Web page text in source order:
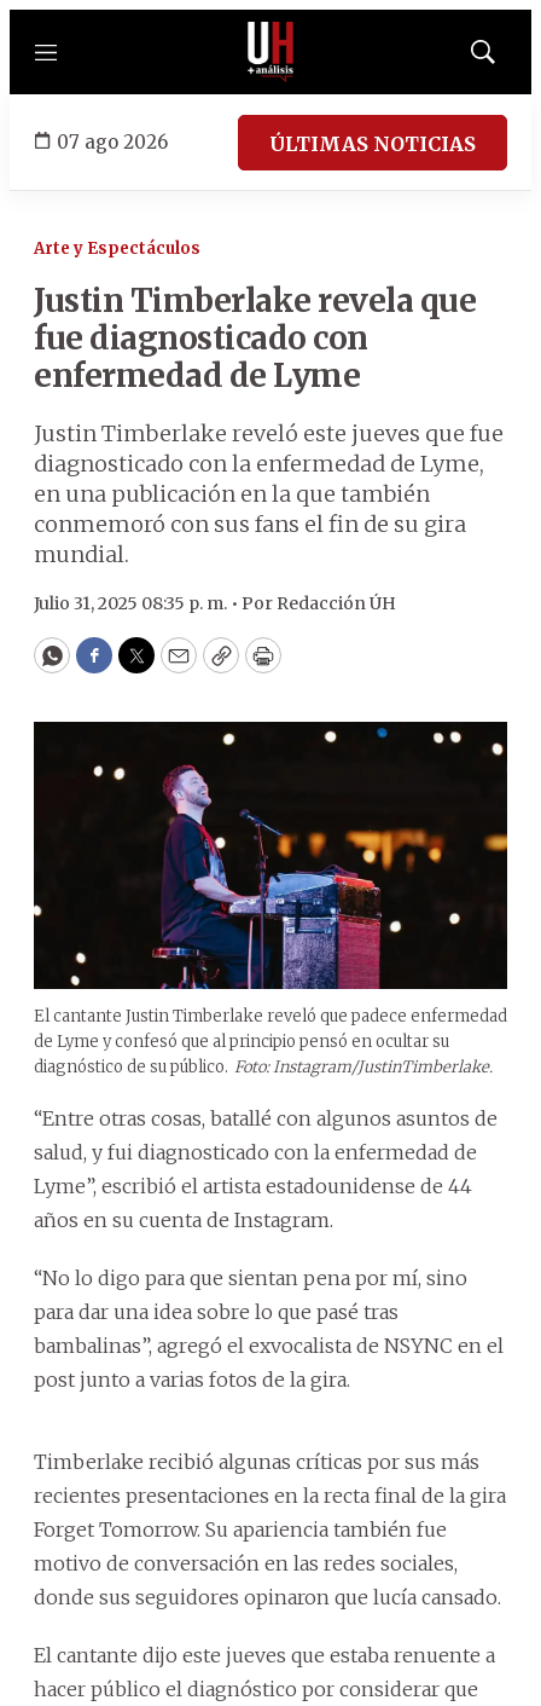
Menú
Mostrar
07 ago 2026 ÚLTIMAS NOTICIAS
Arte y Espectáculos
Justin Timberlake revela que
fue diagnosticado con
enfermedad de Lyme
Justin Timberlake reveló este jueves que fue
diagnosticado con la enfermedad de Lyme,
en una publicación en la que también
conmemoró con sus fans el fin de su gira
mundial.
Julio 31, 2025 08:35 p. m. • Por Redacción ÚH
WhatsApp
Facebook
Twitter
EmailCopyPrint
El cantante Justin Timberlake reveló que padece enfermedad
de Lyme y confesó que al principio pensó en ocultar su
diagnóstico de su público. Foto: Instagram/JustinTimberlake.
“Entre otras cosas, batallé con algunos asuntos de
salud, y fui diagnosticado con la enfermedad de
Lyme”, escribió el artista estadounidense de 44
años en su cuenta de Instagram.
“No lo digo para que sientan pena por mí, sino
para dar una idea sobre lo que pasé tras
bambalinas”, agregó el exvocalista de NSYNC en el
post junto a varias fotos de la gira.
Timberlake recibió algunas críticas por sus más
recientes presentaciones en la recta final de la gira
Forget Tomorrow. Su apariencia también fue
motivo de conversación en las redes sociales,
donde sus seguidores opinaron que lucía cansado.
El cantante dijo este jueves que estaba renuente a
hacer público el diagnóstico por considerar que